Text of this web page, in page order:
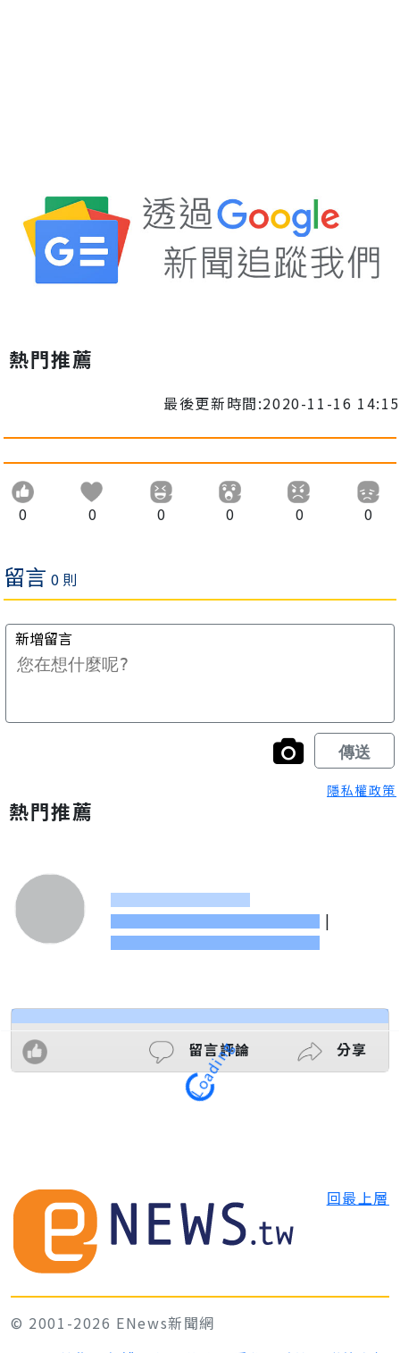
熱門推薦
最後更新時間:2020-11-16 14:15
0 0 0 0 0 0
隱私權政策
熱門推薦
|
留言評論 分享
Loading
回最上層
© 2001-2026 ENews新聞網